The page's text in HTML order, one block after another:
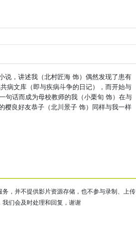
说，讲述我（北村匠海 饰）偶然发现了患有
病文库（即与疾病斗争的日记），而开始与
句话而成为母校教师的我（小栗旬 饰）在与
樱良好友恭子（北川景子 饰）同样与我一样
，并不提供影片资源存储，也不参与录制、上传
们会及时处理和回复，谢谢